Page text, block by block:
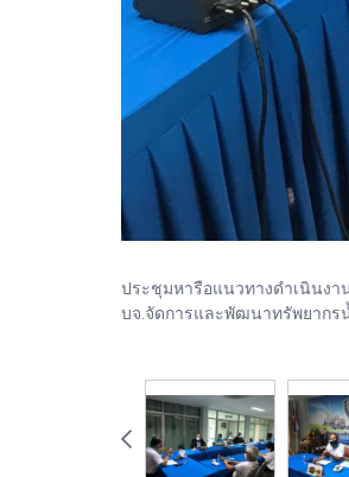
ประชุมหารือแนวทางดำเนินงา
บจ.จัดการและพัฒนาทรัพยากร